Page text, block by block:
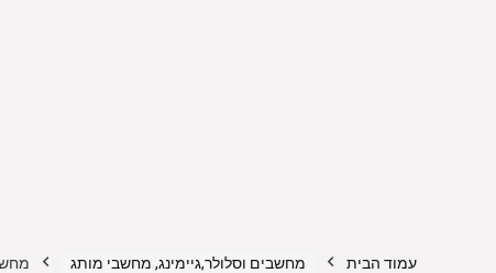
עמוד הבית מחשבים וסלולר,גיימינג, מחשבי מותג